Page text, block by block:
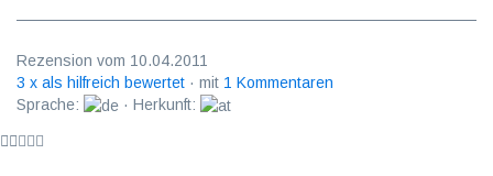
Rezension vom 10.04.2011
3 x als hilfreich bewertet · mit 1 Kommentaren
Sprache:
· Herkunft: